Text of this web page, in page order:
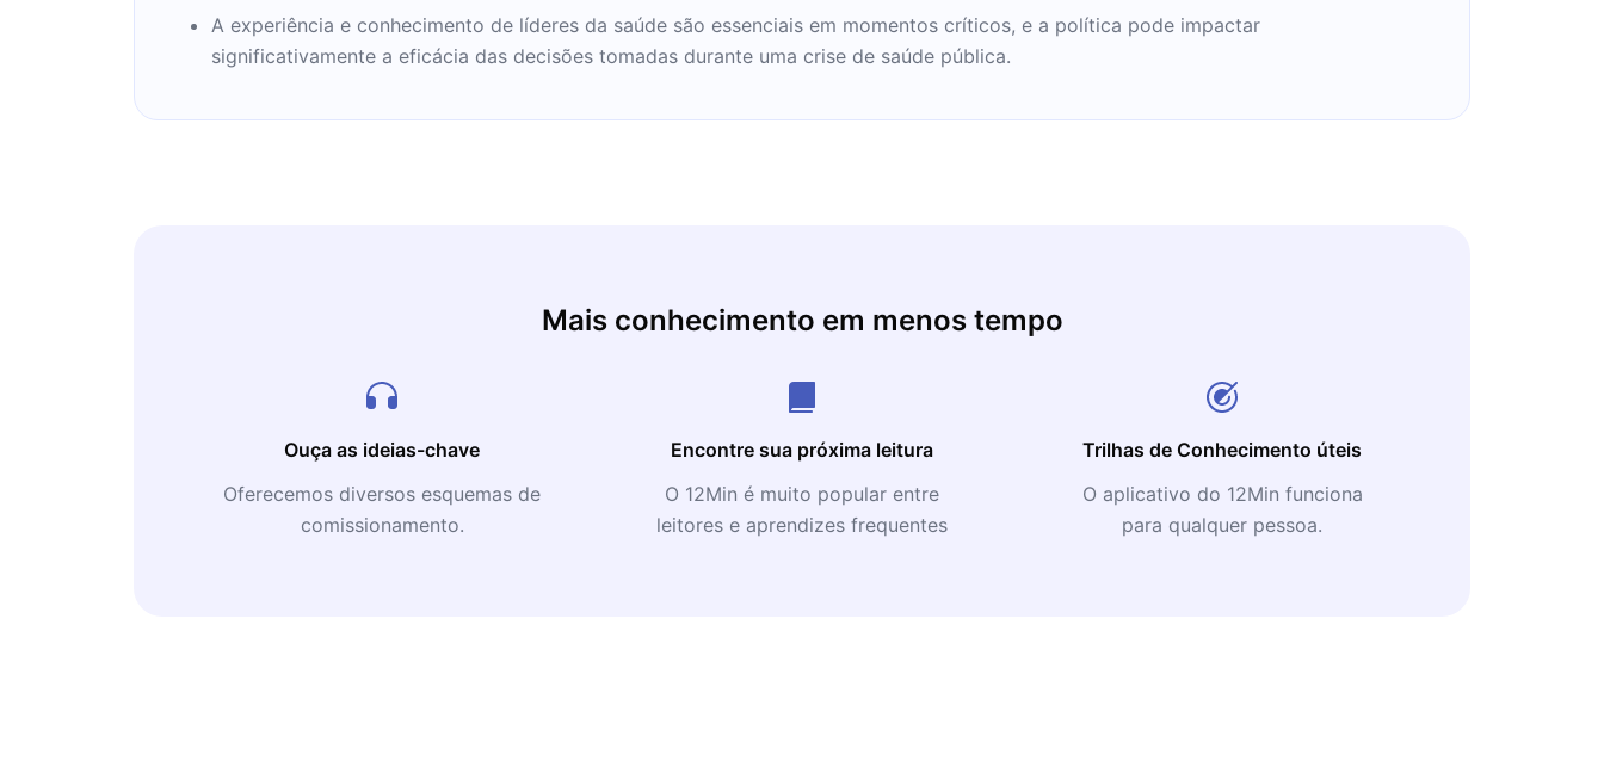
A experiência e conhecimento de líderes da saúde são essenciais em momentos críticos, e a política pode impactar
significativamente a eficácia das decisões tomadas durante uma crise de saúde pública.
Mais conhecimento em menos tempo
Ouça as ideias-chave
Oferecemos diversos esquemas de
comissionamento.
Encontre sua próxima leitura
O 12Min é muito popular entre
leitores e aprendizes frequentes
Trilhas de Conhecimento úteis
O aplicativo do 12Min funciona
para qualquer pessoa.